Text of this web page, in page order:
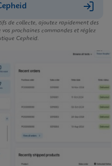
de collecte, ajoutez rapidement des
prochaines commandes et réglez
Cepheid.